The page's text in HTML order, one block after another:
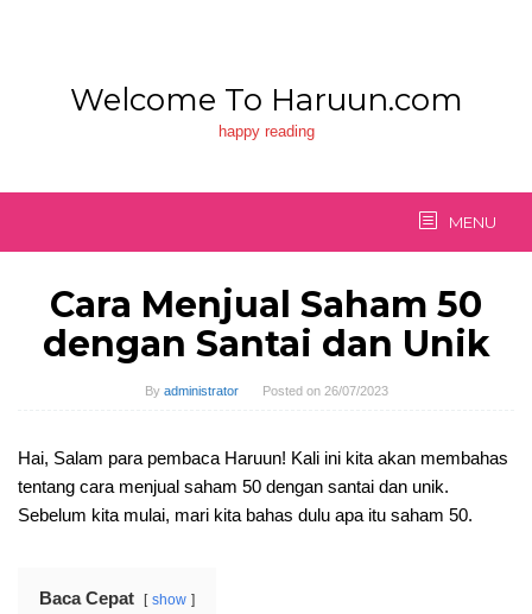
Welcome To Haruun.com
happy reading
MENU
Cara Menjual Saham 50
dengan Santai dan Unik
By administrator Posted on 26/07/2023
Hai, Salam para pembaca Haruun! Kali ini kita akan membahas
tentang cara menjual saham 50 dengan santai dan unik.
Sebelum kita mulai, mari kita bahas dulu apa itu saham 50.
Baca Cepat show